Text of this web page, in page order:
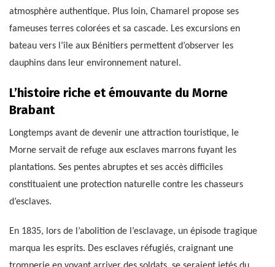
atmosphère authentique. Plus loin, Chamarel propose ses
fameuses terres colorées et sa cascade. Les excursions en
bateau vers l’île aux Bénitiers permettent d’observer les
dauphins dans leur environnement naturel.
L’histoire riche et émouvante du Morne
Brabant
Longtemps avant de devenir une attraction touristique, le
Morne servait de refuge aux esclaves marrons fuyant les
plantations. Ses pentes abruptes et ses accès difficiles
constituaient une protection naturelle contre les chasseurs
d’esclaves.
En 1835, lors de l’abolition de l’esclavage, un épisode tragique
marqua les esprits. Des esclaves réfugiés, craignant une